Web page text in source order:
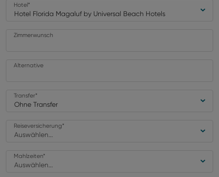
Hotel Florida Magaluf by Universal Beach Hotels
Hotel*
Zimmerwunsch
Alternative
Ohne Transfer
Transfer*
Auswählen...
Reiseversicherung*
Auswählen...
Mahlzeiten*